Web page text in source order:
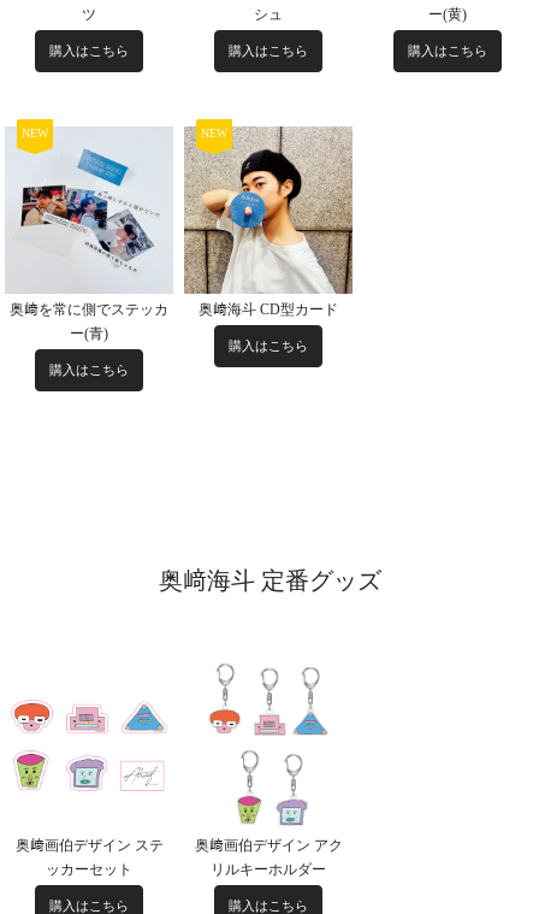
ツ
購入はこちら
シュ
購入はこちら
ー(黄)
購入はこちら
NEW
奥﨑を常に側でステッカ
ー(青)
購入はこちら
NEW
奥﨑海斗 CD型カード
購入はこちら
奥﨑海斗 定番グッズ
奥﨑画伯デザイン ステ
ッカーセット
購入はこちら
奥﨑画伯デザイン アク
リルキーホルダー
購入はこちら